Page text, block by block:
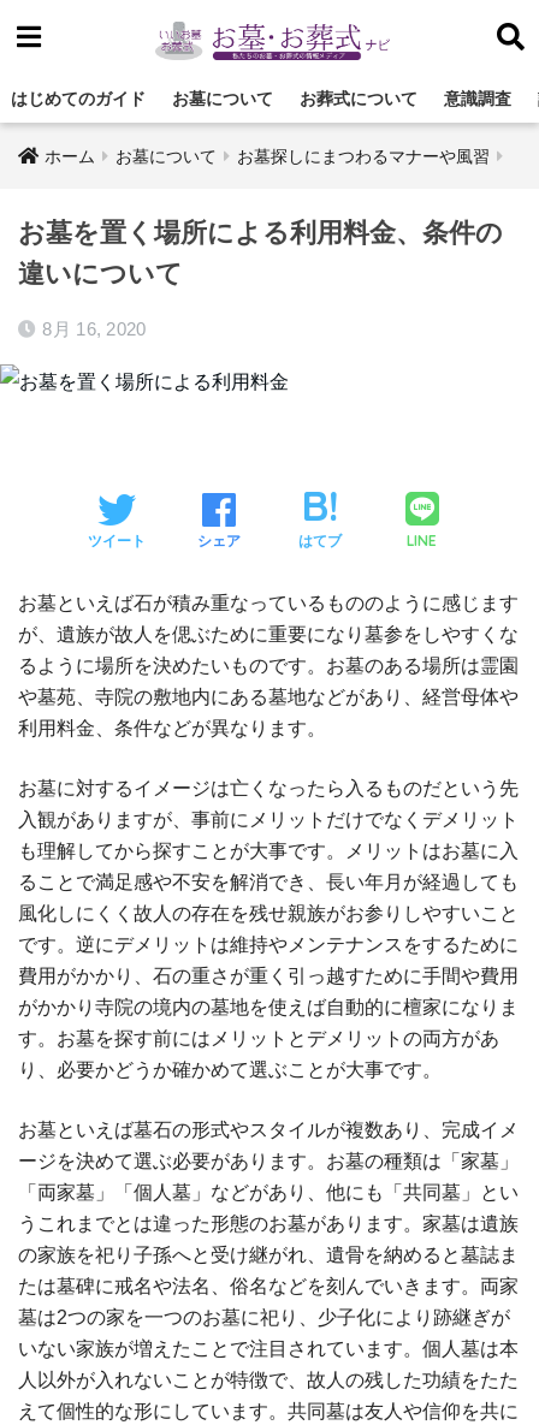
はじめてのガイド お墓について お葬式について 意識調査
ホーム お墓について お墓探しにまつわるマナーや風習
お墓を置く場所による利用料金、条件の
違いについて
8月 16, 2020
ツイート シェア はてブ LINE
お墓といえば石が積み重なっているもののように感じます
が、遺族が故人を偲ぶために重要になり墓参をしやすくな
るように場所を決めたいものです。お墓のある場所は霊園
や墓苑、寺院の敷地内にある墓地などがあり、経営母体や
利用料金、条件などが異なります。
お墓に対するイメージは亡くなったら入るものだという先
入観がありますが、事前にメリットだけでなくデメリット
も理解してから探すことが大事です。メリットはお墓に入
ることで満足感や不安を解消でき、長い年月が経過しても
風化しにくく故人の存在を残せ親族がお参りしやすいこと
です。逆にデメリットは維持やメンテナンスをするために
費用がかかり、石の重さが重く引っ越すために手間や費用
がかかり寺院の境内の墓地を使えば自動的に檀家になりま
す。お墓を探す前にはメリットとデメリットの両方があ
り、必要かどうか確かめて選ぶことが大事です。
お墓といえば墓石の形式やスタイルが複数あり、完成イメ
ージを決めて選ぶ必要があります。お墓の種類は「家墓」
「両家墓」「個人墓」などがあり、他にも「共同墓」とい
うこれまでとは違った形態のお墓があります。家墓は遺族
の家族を祀り子孫へと受け継がれ、遺骨を納めると墓誌ま
たは墓碑に戒名や法名、俗名などを刻んでいきます。両家
墓は2つの家を一つのお墓に祀り、少子化により跡継ぎが
いない家族が増えたことで注目されています。個人墓は本
人以外が入れないことが特徴で、故人の残した功績をたた
えて個性的な形にしています。共同墓は友人や信仰を共に